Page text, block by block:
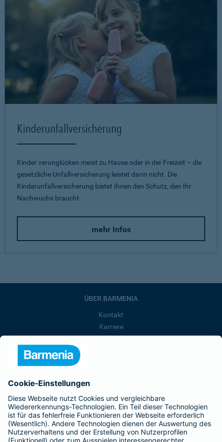
Kinderunfallversicherung
Kinder verunglücken meist zu Hause oder in der Freizeit – die
gesetzliche Unfallversicherung leistet dann nicht. Die
Kinderunfallversicherung bietet Ihnen den Schutz, den Ihr
Nachwuchs braucht.
mehr Infos
ÜBER BARMENIA
Kontakt
Karriere
Barmenia ist Teil der BarmeniaGothaer
BELIEBTE SEITEN
Kranken-Zusatzversicherung
Tierversicherungen